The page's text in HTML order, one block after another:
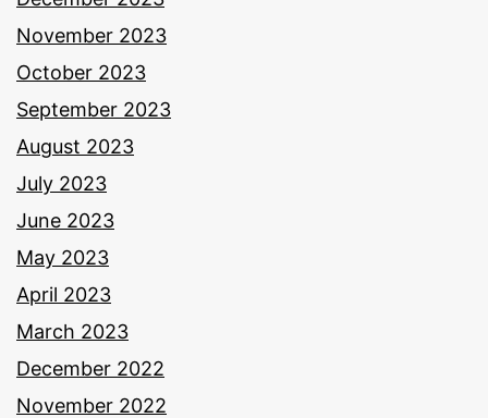
November 2023
October 2023
September 2023
August 2023
July 2023
June 2023
May 2023
April 2023
March 2023
December 2022
November 2022